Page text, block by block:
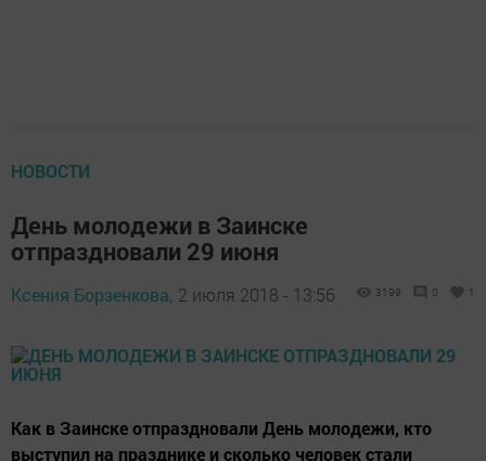
НОВОСТИ
День молодежи в Заинске
отпраздновали 29 июня
Ксения Борзенкова, 2 июля 2018 - 13:56 3199 0 1
Как в Заинске отпраздновали День молодежи, кто
выступил на празднике и сколько человек стали